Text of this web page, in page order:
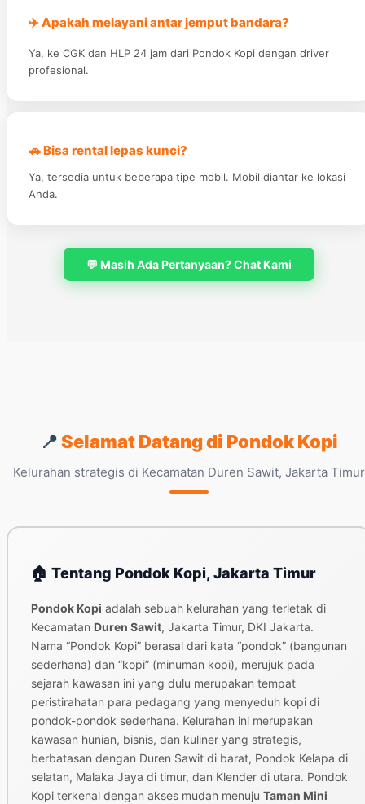
✈️ Apakah melayani antar jemput bandara?
Ya, ke CGK dan HLP 24 jam dari Pondok Kopi dengan driver
profesional.
🚗 Bisa rental lepas kunci?
Ya, tersedia untuk beberapa tipe mobil. Mobil diantar ke lokasi
Anda.
💬 Masih Ada Pertanyaan? Chat Kami
📍Selamat Datang di Pondok Kopi
Kelurahan strategis di Kecamatan Duren Sawit, Jakarta Timur
🏠 Tentang Pondok Kopi, Jakarta Timur
Pondok Kopi adalah sebuah kelurahan yang terletak di
Kecamatan Duren Sawit, Jakarta Timur, DKI Jakarta.
Nama “Pondok Kopi” berasal dari kata “pondok” (bangunan
sederhana) dan “kopi” (minuman kopi), merujuk pada
sejarah kawasan ini yang dulu merupakan tempat
peristirahatan para pedagang yang menyeduh kopi di
pondok-pondok sederhana. Kelurahan ini merupakan
kawasan hunian, bisnis, dan kuliner yang strategis,
berbatasan dengan Duren Sawit di barat, Pondok Kelapa di
selatan, Malaka Jaya di timur, dan Klender di utara. Pondok
Kopi terkenal dengan akses mudah menuju Taman Mini